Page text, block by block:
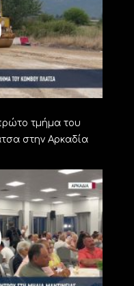
τμήμα του
στην Αρκαδία